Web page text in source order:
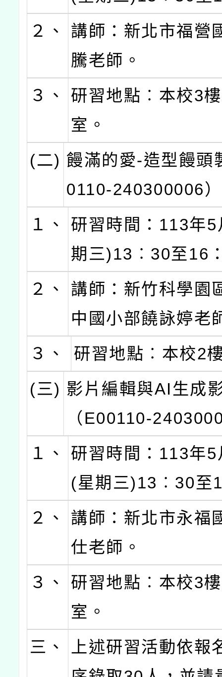
２、
講師：新北市福營
騰老師。
３、
研習地點︰本校3
室。
(二) 饅滿的愛-造型饅頭
0110-240300006）
１、
研習時間：113年
期三)13︰30至16
２、
講師：新竹科學園
中國小部饒詠婷老
３、
研習地點︰本校2
(三) 影片編輯與AI生成
（E00110-
１、
研習時間：113年
(星期三)13︰30至
２、
講師：新北市永福
仕老師。
３、
研習地點︰本校3
室。
三、
上述研習活動依報